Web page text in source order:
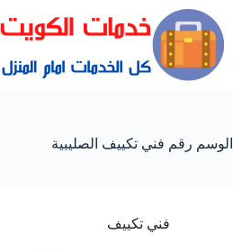
الوسم رقم فني تكييف الصليبية
فني تكييف